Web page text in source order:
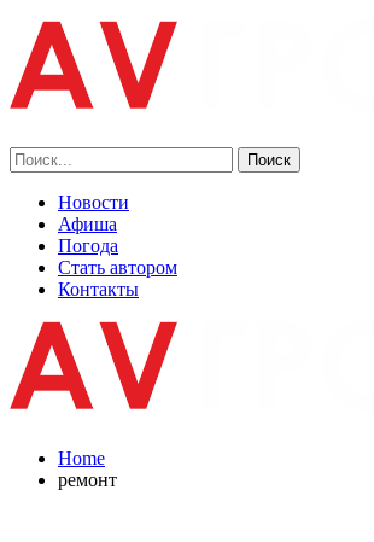
Новости
Афиша
Погода
Стать автором
Контакты
Home
ремонт